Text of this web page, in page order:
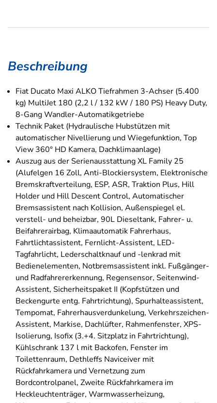
Beschreibung
Fiat Ducato Maxi ALKO Tiefrahmen 3-Achser (5.400
kg) MultiJet 180 (2,2 l / 132 kW / 180 PS) Heavy Duty,
8-Gang Wandler-Automatikgetriebe
Technik Paket (Hydraulische Hubstützen mit
automatischer Nivellierung und Wiegefunktion, Top
View 360° HD Kamera, Dachklimaanlage)
Auszug aus der Serienausstattung XL Family 25
(Alufelgen 16 Zoll, Anti-Blockiersystem, Elektronische
Bremskraftverteilung, ESP, ASR, Traktion Plus, Hill
Holder und Hill Descent Control, Automatischer
Bremsassistent nach Kollision, Außenspiegel el.
verstell- und beheizbar, 90L Dieseltank, Fahrer- u.
Beifahrerairbag, Klimaautomatik Fahrerhaus,
Fahrtlichtassistent, Fernlicht-Assistent, LED-
Tagfahrlicht, Lederschaltknauf und -lenkrad mit
Bedienelementen, Notbremsassistent inkl. Fußgänger-
und Radfahrererkennung, Regensensor, Seitenwind-
Assistent, Sicherheitspaket II (Kopfstützen und
Beckengurte entg. Fahrtrichtung), Spurhalteassistent,
Tempomat, Fahrerhausverdunkelung, Verkehrszeichen-
Assistent, Markise, Dachlüfter, Rahmenfenster, XPS-
Isolierung, Isofix (3.+4. Sitzplatz in Fahrtrichtung),
Kühlschrank 137 l mit Backofen, Fenster im
Toilettenraum, Dethleffs Naviceiver mit
Rückfahrkamera und Vernetzung zum
Bordcontrolpanel, Zweite Rückfahrkamera im
Heckleuchtenträger, Warmwasserheizung,